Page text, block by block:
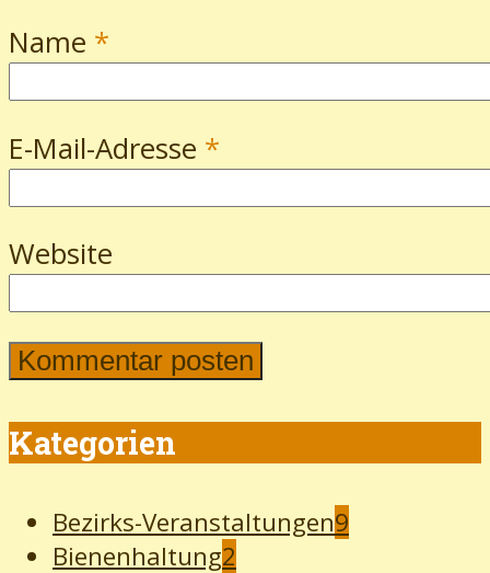
Name *
E-Mail-Adresse *
Website
Kategorien
Bezirks-Veranstaltungen9
Bienenhaltung2